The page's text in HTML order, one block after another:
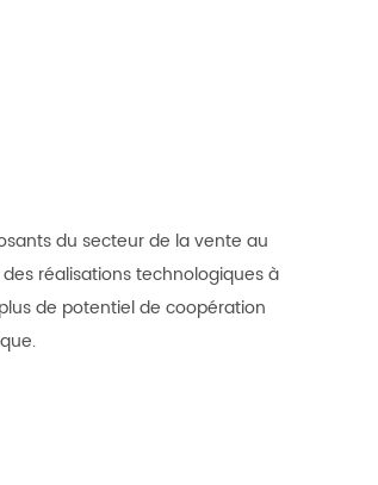
du secteur de la vente au
réalisations technologiques à
de potentiel de coopération